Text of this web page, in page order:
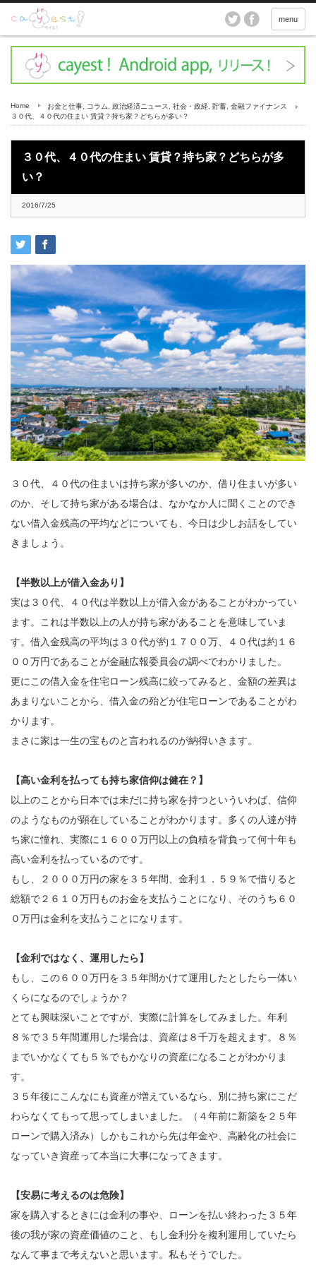
menu
Home お金と仕事 コラム 政治経済ニュース 社会・政経 貯蓄 金融ファイナンス
３０代、４０代の住まい 賃貸？持ち家？どちらが多い？
３０代、４０代の住まい 賃貸？持ち家？どちらが多
い？
2016/7/25
３０代、４０代の住まいは持ち家が多いのか、借り住まいが多い
のか、そして持ち家がある場合は、なかなか人に聞くことのでき
ない借入金残高の平均などについても、今日は少しお話をしてい
きましょう。
【半数以上が借入金あり】
実は３０代、４０代は半数以上が借入金があることがわかってい
ます。これは半数以上の人が持ち家があることを意味していま
す。借入金残高の平均は３０代が約１７００万、４０代は約１６
００万円であることが金融広報委員会の調べでわかりました。
更にこの借入金を住宅ローン残高に絞ってみると、金額の差異は
あまりないことから、借入金の殆どが住宅ローンであることがわ
かります。
まさに家は一生の宝ものと言われるのが納得いきます。
【高い金利を払っても持ち家信仰は健在？】
以上のことから日本では未だに持ち家を持つといういわば、信仰
のようなものが顕在していることがわかります。多くの人達が持
ち家に憧れ、実際に１６００万円以上の負積を背負って何十年も
高い金利を払っているのです。
もし、２０００万円の家を３５年間、金利１．５９％で借りると
総額で２６１０万円ものお金を支払うことになり、そのうち６０
０万円は金利を支払うことになります。
【金利ではなく、運用したら】
もし、この６００万円を３５年間かけて運用したとしたら一体い
くらになるのでしょうか？
とても興味深いことですが、実際に計算をしてみました。年利
８％で３５年間運用した場合は、資産は８千万を超えます。８％
までいかなくても５％でもかなりの資産になることがわかりま
す。
３５年後にこんなにも資産が増えているなら、別に持ち家にこだ
わらなくてもって思ってしまいました。（４年前に新築を２５年
ローンで購入済み）しかもこれから先は年金や、高齢化の社会に
なっていき資産って本当に大事になってきます。
【安易に考えるのは危険】
家を購入するときには金利の事や、ローンを払い終わった３５年
後の我が家の資産価値のこと、もし金利分を複利運用していたら
なんて事まで考えないと思います。私もそうでした。